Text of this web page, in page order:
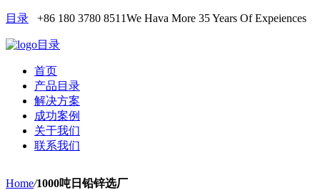
目录 +86 180 3780 8511We Hava More 35 Years Of Expeiences
目录
首页
产品目录
解决方案
成功案例
关于我们
联系我们
Home/1000吨日铅锌选厂